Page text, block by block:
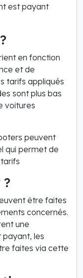
est payant
en fonction
et de
tarifs appliqués
sont plus bas
voitures
peuvent
qui permet de
être faites
concernés.
une
les
faites via cette